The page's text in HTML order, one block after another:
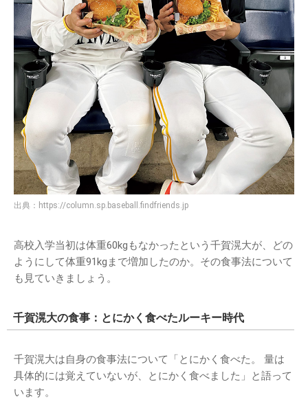
出典： https://column.sp.baseball.findfriends.jp
高校入学当初は体重60kgもなかったという千賀滉大が、どの
ようにして体重91kgまで増加したのか。その食事法について
も見ていきましょう。
千賀滉大の食事：とにかく食べたルーキー時代
千賀滉大は自身の食事法について「とにかく食べた。 量は
具体的には覚えていないが、とにかく食べました」と語って
います。